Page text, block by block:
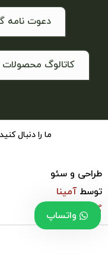
دعوت نامه
کاتالوگ
ما را دنبال
طراحی و سئو
توسط آمینا
گروپ واتساپ